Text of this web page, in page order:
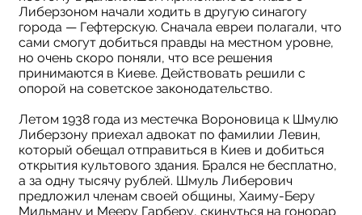
Либерзоном начали ходить в другую синагогу
города — Гефтерскую. Сначала евреи полагали, что
сами смогут добиться правды на местном уровне,
но очень скоро поняли, что все решения
принимаются в Киеве. Действовать решили с
опорой на советское законодательство.
Летом 1938 года из местечка Вороновица к Шмулю
Либерзону приехал адвокат по фамилии Левин,
который обещал отправиться в Киев и добиться
открытия культового здания. Брался не бесплатно,
а за одну тысячу рублей. Шмуль Либерович
предложил членам своей общины, Хаиму-Беру
Мильману и Мееру Гарберу, скинуться на гонорар